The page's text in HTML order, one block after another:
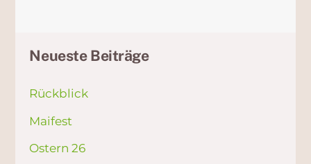
Neueste Beiträge
Rückblick
Maifest
Ostern 26